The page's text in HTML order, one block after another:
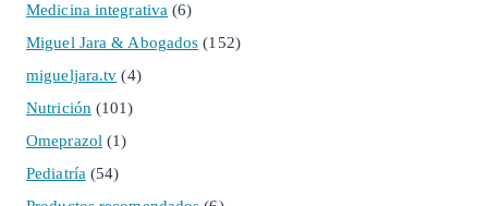
Medicina integrativa (6)
Miguel Jara & Abogados (152)
migueljara.tv (4)
Nutrición(101)
Omeprazol(1)
Pediatría(54)